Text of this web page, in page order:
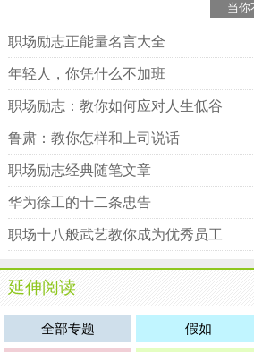
当你
职场励志正能量名言大全
年轻人，你凭什么不加班
职场励志：教你如何应对人生低谷
鲁肃：教你怎样和上司说话
职场励志经典随笔文章
华为徐工的十二条忠告
职场十八般武艺教你成为优秀员工
延伸阅读
全部专题 假如